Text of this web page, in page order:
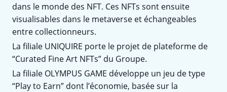
dans le monde des NFT. Ces NFTs sont ensuite
visualisables dans le metaverse et échangeables
entre collectionneurs.
La filiale UNIQUIRE porte le projet de plateforme de
“Curated Fine Art NFTs” du Groupe.
La filiale OLYMPUS GAME développe un jeu de type
“Play to Earn” dont l’économie, basée sur la